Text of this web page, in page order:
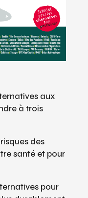
aux
à trois
des
santé et pour
pour